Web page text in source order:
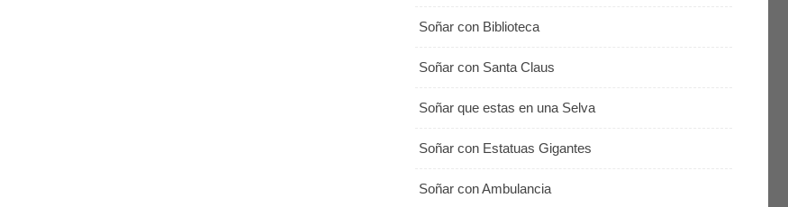
Soñar con Biblioteca
Soñar con Santa Claus
Soñar que estas en una Selva
Soñar con Estatuas Gigantes
Soñar con Ambulancia